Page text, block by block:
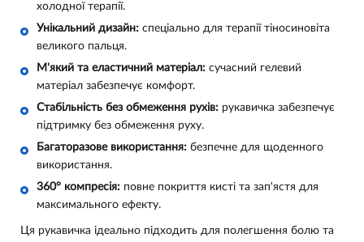
холодної терапії.
Унікальний дизайн: спеціально для терапії тіносиновіта
великого пальця.
М'який та еластичний матеріал: сучасний гелевий
матеріал забезпечує комфорт.
Стабільність без обмеження рухів: рукавичка забезпечує
підтримку без обмеження руху.
Багаторазове використання: безпечне для щоденного
використання.
360° компресія: повне покриття кисті та зап'ястя для
максимального ефекту.
Ця рукавичка ідеально підходить для полегшення болю та